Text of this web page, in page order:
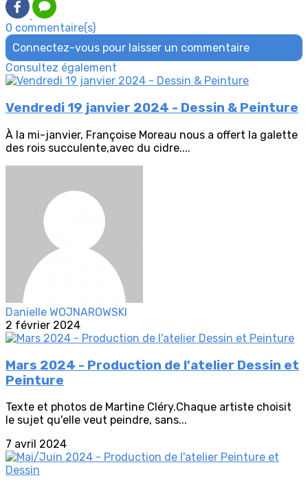
0 commentaire(s)
Connectez-vous pour laisser un commentaire
Consultez également
Vendredi 19 janvier 2024 - Dessin & Peinture
À la mi-janvier, Françoise Moreau nous a offert la galette
des rois succulente,avec du cidre....
Danielle WOJNAROWSKI
2 février 2024
Mars 2024 - Production de l'atelier Dessin et
Peinture
Texte et photos de Martine Cléry.Chaque artiste choisit
le sujet qu'elle veut peindre, sans...
7 avril 2024